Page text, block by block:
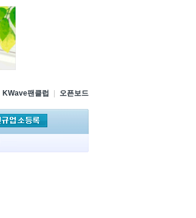
KWave팬클럽 오픈보드